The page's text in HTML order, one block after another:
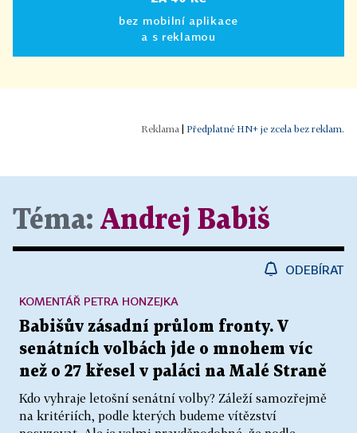
bez mobilní aplikace
a s reklamou
| Předplatné HN+ je zcela bez reklam.
Téma: Andrej Babiš
ODEBÍRAT
Babišův zásadní průlom fronty. V
senátních volbách jde o mnohem víc
než o 27 křesel v paláci na Malé Straně
Kdo vyhraje letošní senátní volby? Záleží samozřejmě
na kritériích, podle kterých budeme vítězství
KOMENTÁŘ PETRA HONZEJKA